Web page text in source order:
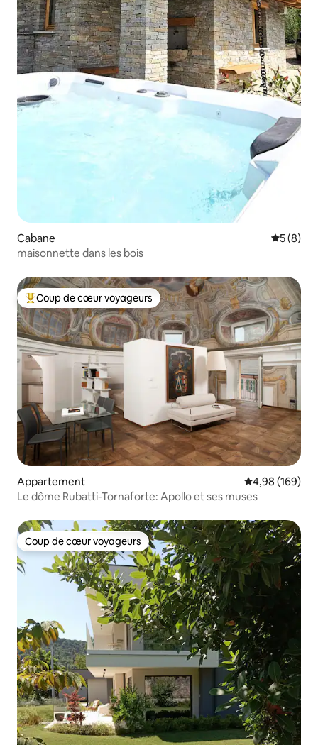
Cabane
5 (8)
maisonnette dans les bois
Coups de cœur voyageurs les plus appréciés
Coup de cœur voyageurs
Appartement Évaluation
4,98 (169)
Le dôme Rubatti-Tornaforte: Apollo et ses muses
Coup de cœur voyageurs
Coup de cœur voyageurs